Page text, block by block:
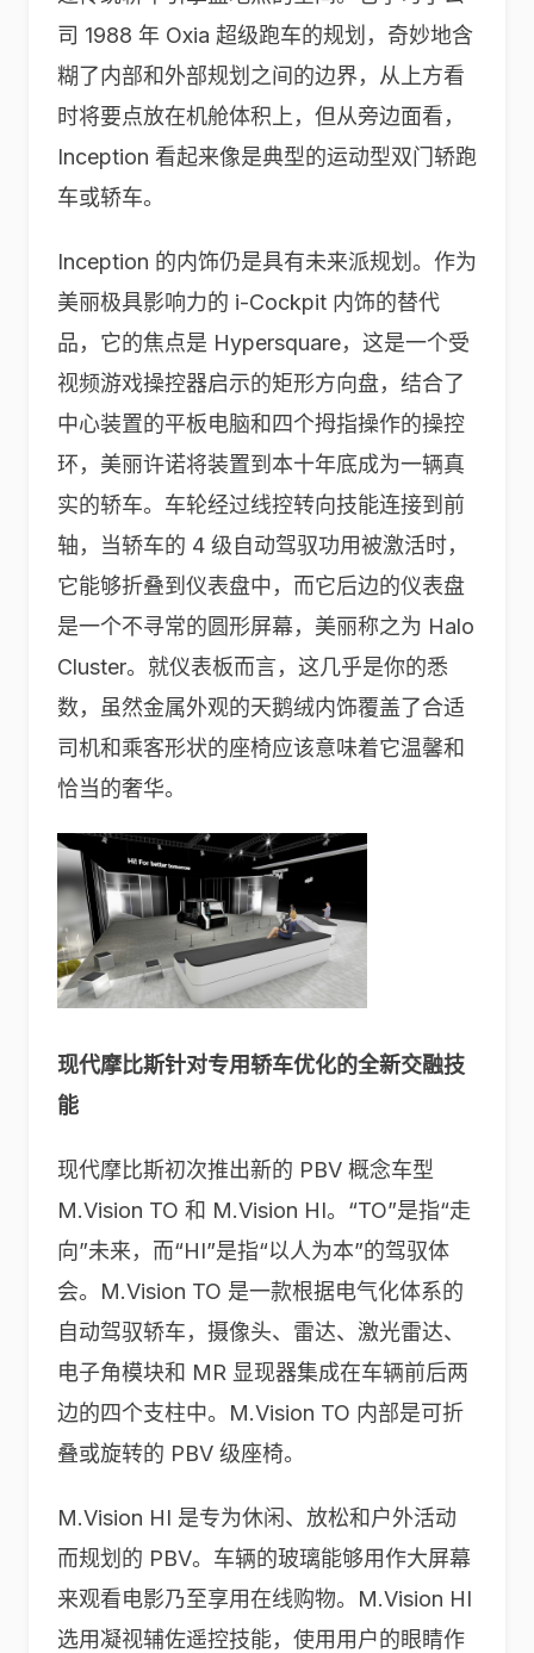
司 1988 年 Oxia 超级跑车的规划，奇妙地含
糊了内部和外部规划之间的边界，从上方看
时将要点放在机舱体积上，但从旁边面看，
Inception 看起来像是典型的运动型双门轿跑
车或轿车。
Inception 的内饰仍是具有未来派规划。作为
美丽极具影响力的 i-Cockpit 内饰的替代
品，它的焦点是 Hypersquare，这是一个受
视频游戏操控器启示的矩形方向盘，结合了
中心装置的平板电脑和四个拇指操作的操控
环，美丽许诺将装置到本十年底成为一辆真
实的轿车。车轮经过线控转向技能连接到前
轴，当轿车的 4 级自动驾驭功用被激活时，
它能够折叠到仪表盘中，而它后边的仪表盘
是一个不寻常的圆形屏幕，美丽称之为 Halo
Cluster。就仪表板而言，这几乎是你的悉
数，虽然金属外观的天鹅绒内饰覆盖了合适
司机和乘客形状的座椅应该意味着它温馨和
恰当的奢华。
现代摩比斯针对专用轿车优化的全新交融技
能
现代摩比斯初次推出新的 PBV 概念车型
M.Vision TO 和 M.Vision HI。“TO”是指“走
向”未来，而“HI”是指“以人为本”的驾驭体
会。M.Vision TO 是一款根据电气化体系的
自动驾驭轿车，摄像头、雷达、激光雷达、
电子角模块和 MR 显现器集成在车辆前后两
边的四个支柱中。M.Vision TO 内部是可折
叠或旋转的 PBV 级座椅。
M.Vision HI 是专为休闲、放松和户外活动
而规划的 PBV。车辆的玻璃能够用作大屏幕
来观看电影乃至享用在线购物。M.Vision HI
选用凝视辅佐遥控技能，使用用户的眼睛作